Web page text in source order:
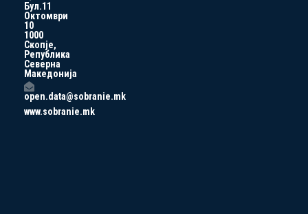
Бул.11
Октомври
10
1000
Скопје,
Република
Северна
Македонија
open.data@sobranie.mk
www.sobranie.mk